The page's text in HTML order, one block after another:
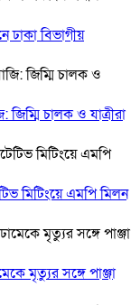
ঢাকা বিভাগীয়
জিম্মি চালক ও যাত্রীরা
মিটিংয়ে এমপি মিলন
মৃত্যুর সঙ্গে পাঞ্জা